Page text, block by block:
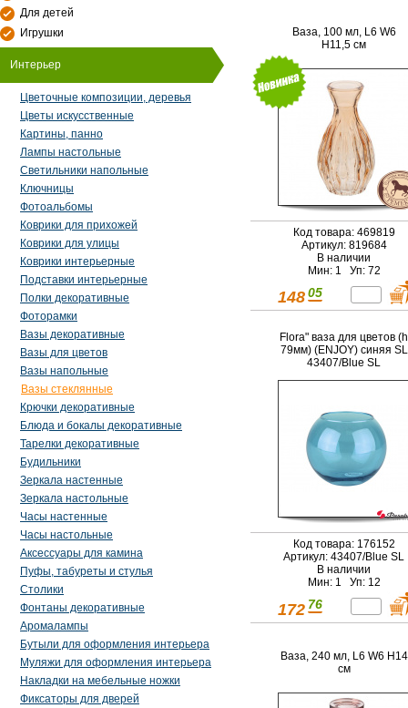
Для детей
Игрушки
Интерьер
Цветочные композиции, деревья
Цветы искусственные
Картины, панно
Лампы настольные
Светильники напольные
Ключницы
Фотоальбомы
Коврики для прихожей
Коврики для улицы
Коврики интерьерные
Подставки интерьерные
Полки декоративные
Фоторамки
Вазы декоративные
Вазы для цветов
Вазы напольные
Вазы стеклянные
Крючки декоративные
Блюда и бокалы декоративные
Тарелки декоративные
Будильники
Зеркала настенные
Зеркала настольные
Часы настенные
Часы настольные
Аксессуары для камина
Пуфы, табуреты и стулья
Столики
Фонтаны декоративные
Аромалампы
Бутыли для оформления интерьера
Муляжи для оформления интерьера
Накладки на мебельные ножки
Фиксаторы для дверей
Ваза, 100 мл, L6 W6
H11,5 см
Код товара: 469819
Артикул: 819684
В наличии
Мин: 1 Уп: 72
148 05
Flora" ваза для цветов (h
79мм) (ENJOY) синяя SL
43407/Blue SL
Код товара: 176152
Артикул: 43407/Blue SL
В наличии
Мин: 1 Уп: 12
172 76
Ваза, 240 мл, L6 W6 H14
см